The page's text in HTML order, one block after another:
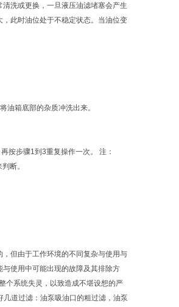
洗或更换，一旦液压油滤堵塞会产生
此时油位处于不稳定状态。当油位变
油箱底部的杂质冲洗出来。
按步骤1到3重复操作一次。 注：
断。
但由于工作环境的不同复杂与使用与
使用中可能出现的故障及其排除方
个系统失灵，以致造成不堪设想的严
道过滤：油泵吸油口的粗过滤，油泵